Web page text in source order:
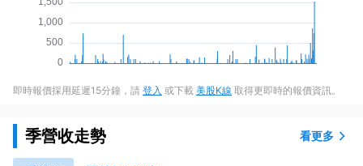
即時報價採用延遲15分鐘，請 登入 或下載 美股K線 取得更即時的報價資訊。
季營收走勢 看更多